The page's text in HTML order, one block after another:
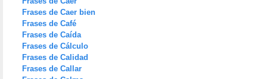
Frases de Caer bien
Frases de Café
Frases de Caída
Frases de Cálculo
Frases de Calidad
Frases de Callar